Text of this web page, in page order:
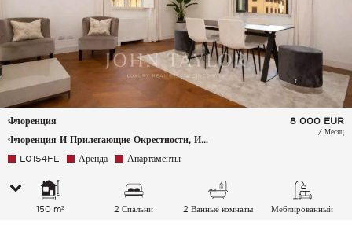
Флоренция
Флоренция И Прилегающие Окрестности, Италия
8 000 EUR
/ Месяц
L0154FL Аренда Апартаменты
150 m² 2 Спальни 2 Ванные комнаты Меблированный